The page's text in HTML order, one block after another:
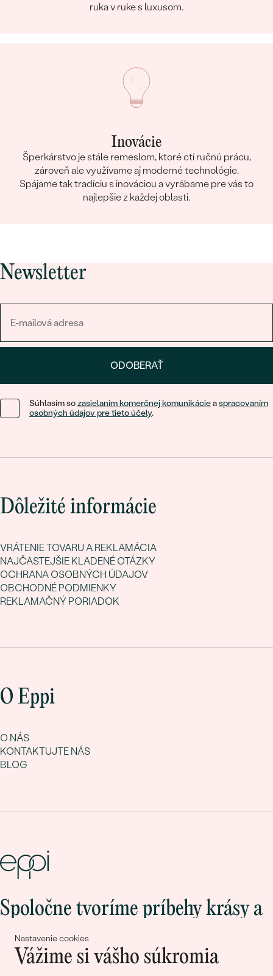
Nastavenie cookies
Vážime si vášho súkromia
ruka v ruke s luxusom.
Inovácie
Šperkárstvo je stále remeslom, ktoré ctí ručnú prácu,
zároveň ale využívame aj moderné technológie.
Spájame tak tradíciu s inováciou a vyrábame pre vás to
najlepšie z každej oblasti.
Newsletter
ODOBERAŤ
Súhlasím sozasielaním komerčnej komunikácieaspracovaním
osobných údajov pre tieto účely.
Dôležité informácie
VRÁTENIE TOVARU A REKLAMÁCIA
NAJČASTEJŠIE KLADENÉ OTÁZKY
OCHRANA OSOBNÝCH ÚDAJOV
OBCHODNÉ PODMIENKY
REKLAMAČNÝ PORIADOK
O Eppi
O NÁS
KONTAKTUJTE NÁS
BLOG
Spoločne tvoríme príbehy krásy a
lásky
Pripojte sa k nám!